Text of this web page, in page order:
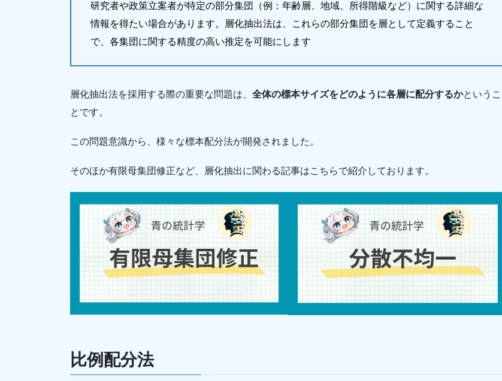
研究者や政策立案者が特定の部分集団（例：年齢層、地域、所得階級など）に関する詳細な
情報を得たい場合があります。層化抽出法は、これらの部分集団を層として定義すること
で、各集団に関する精度の高い推定を可能にします
層化抽出法を採用する際の重要な問題は、 全体の標本サイズをどのように各層に配分するかというこ
とです。
この問題意識から、様々な標本配分法が開発されました。
そのほか有限母集団修正など、層化抽出に関わる記事はこちらで紹介しております。
比例配分法